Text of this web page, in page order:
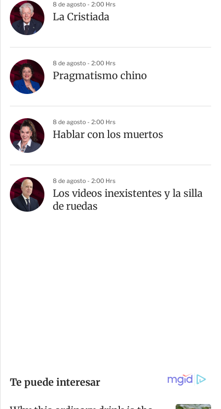
8 de agosto - 2:00 Hrs
La Cristiada
8 de agosto - 2:00 Hrs
Pragmatismo chino
8 de agosto - 2:00 Hrs
Hablar con los muertos
8 de agosto - 2:00 Hrs
Los videos inexistentes y la silla
de ruedas